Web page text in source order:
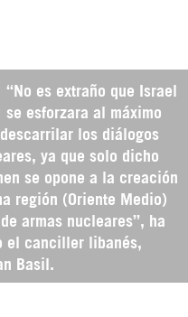
“No es extraño que Israel
se esforzara al máximo
los diálogos
ya que solo dicho
se opone a la creación
región (Oriente Medio)
de armas nucleares”, ha
el canciller libanés,
Basil.